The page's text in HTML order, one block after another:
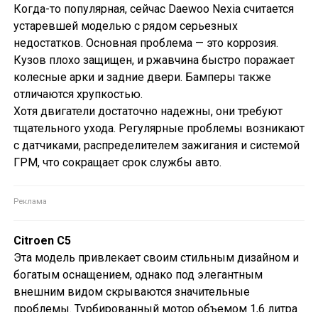
Когда-то популярная, сейчас Daewoo Nexia считается
устаревшей моделью с рядом серьезных
недостатков. Основная проблема — это коррозия.
Кузов плохо защищен, и ржавчина быстро поражает
колесные арки и задние двери. Бамперы также
отличаются хрупкостью.
Хотя двигатели достаточно надежны, они требуют
тщательного ухода. Регулярные проблемы возникают
с датчиками, распределителем зажигания и системой
ГРМ, что сокращает срок службы авто.
Citroen C5
Эта модель привлекает своим стильным дизайном и
богатым оснащением, однако под элегантным
внешним видом скрываются значительные
проблемы. Турбированный мотор объемом 1,6 литра